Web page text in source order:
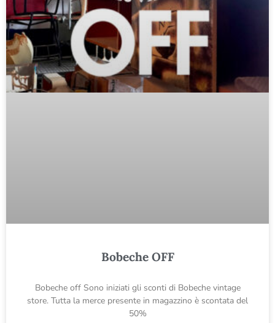
Bobeche OFF
Bobeche off Sono iniziati gli sconti di Bobeche vintage
store. Tutta la merce presente in magazzino è scontata del
50%